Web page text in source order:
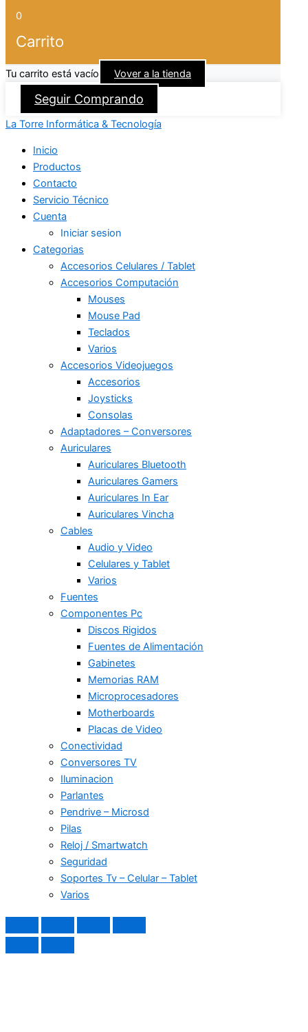
0
Carrito
Tu carrito está vacío Vover a la tienda
Seguir Comprando
La Torre Informática & Tecnología
Inicio
Productos
Contacto
Servicio Técnico
Cuenta
Iniciar sesion
Categorias
Accesorios Celulares / Tablet
Accesorios Computación
Mouses
Mouse Pad
Teclados
Varios
Accesorios Videojuegos
Accesorios
Joysticks
Consolas
Adaptadores – Conversores
Auriculares
Auriculares Bluetooth
Auriculares Gamers
Auriculares In Ear
Auriculares Vincha
Cables
Audio y Video
Celulares y Tablet
Varios
Fuentes
Componentes Pc
Discos Rigidos
Fuentes de Alimentación
Gabinetes
Memorias RAM
Microprocesadores
Motherboards
Placas de Video
Conectividad
Conversores TV
Iluminacion
Parlantes
Pendrive – Microsd
Pilas
Reloj / Smartwatch
Seguridad
Soportes Tv – Celular – Tablet
Varios